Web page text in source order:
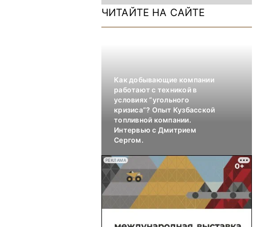
ЧИТАЙТЕ НА САЙТЕ
Как добывающие компании
работают с техникой в
условиях “угольного
кризиса”? Опыт Кузбасской
топливной компании.
Интервью с Дмитрием
Сергом.
РЕКЛАМА